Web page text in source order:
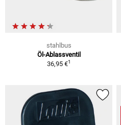
stahlbus
Öl-Ablassventil
36,95 €1